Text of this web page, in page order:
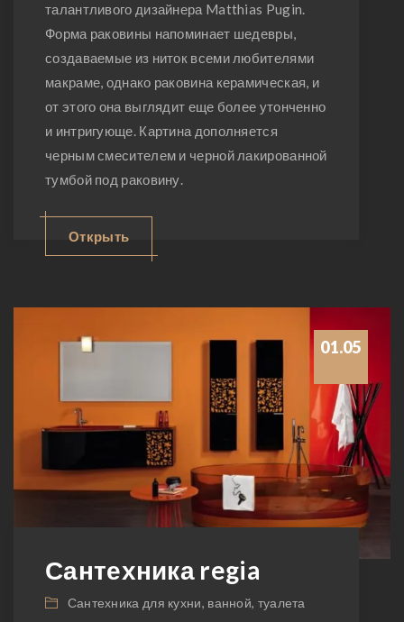
талантливого дизайнера Matthias Pugin.
Форма раковины напоминает шедевры,
создаваемые из ниток всеми любителями
макраме, однако раковина керамическая, и
от этого она выглядит еще более утонченно
и интригующе. Картина дополняется
черным смесителем и черной лакированной
тумбой под раковину.
Открыть
01.05
Сантехника regia
Сантехника для кухни, ванной, туалета